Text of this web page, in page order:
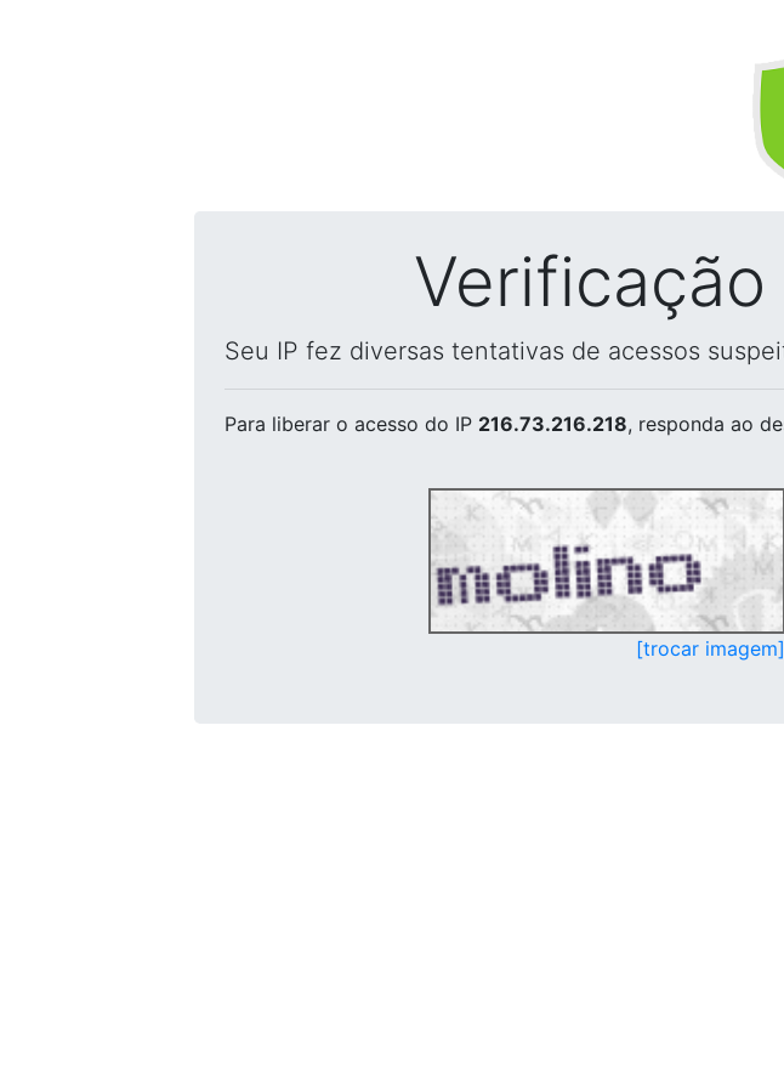
Seu IP fez diversas tentativas de acessos
Para liberar o acesso do IP 216.73.216.218, responda ao
[trocar imagem]